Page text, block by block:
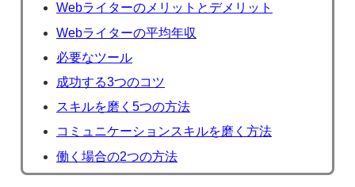
Webライターのメリットとデメリット
Webライターの平均年収
必要なツール
成功する3つのコツ
スキルを磨く5つの方法
コミュニケーションスキルを磨く方法
働く場合の2つの方法